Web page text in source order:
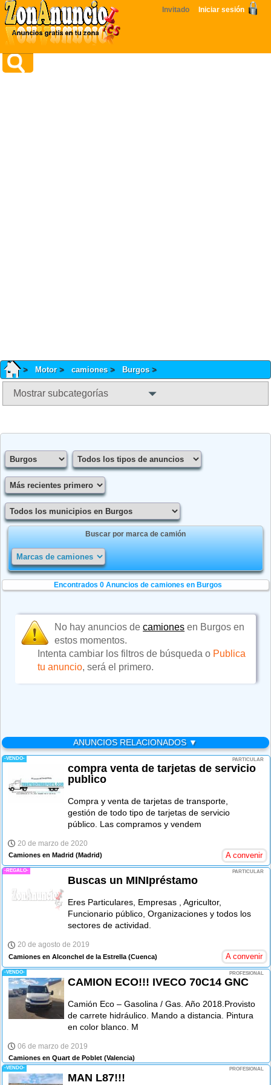
Invitado Iniciar sesión
Motor camiones Burgos
Mostrar subcategorías
Buscar por marca de camión
Encontrados 0Anuncios de camiones en Burgos
No hay anuncios decamiones en Burgos en
estos momentos.
Intenta cambiar los filtros de búsqueda o Publica
tu anuncio, será el primero.
ANUNCIOS RELACIONADOS ▼
-VENDO- PARTICULAR
compra venta de tarjetas de servicio
publico
Compra y venta de tarjetas de transporte,
gestión de todo tipo de tarjetas de servicio
público. Las compramos y vendem
20 de marzo de 2020
Camiones en Madrid (Madrid) A convenir
-REGALO- PARTICULAR
Buscas un MINIpréstamo
Eres Particulares, Empresas , Agricultor,
Funcionario público, Organizaciones y todos los
sectores de actividad.
20 de agosto de 2019
Camiones en Alconchel de la Estrella (Cuenca) A convenir
-VENDO- PROFESIONAL
CAMION ECO!!! IVECO 70C14 GNC
Camión Eco – Gasolina / Gas. Año 2018.Provisto
de carrete hidráulico. Mando a distancia. Pintura
en color blanco. M
06 de marzo de 2019
Camiones en Quart de Poblet (Valencia)
-VENDO- PROFESIONAL
MAN L87!!!